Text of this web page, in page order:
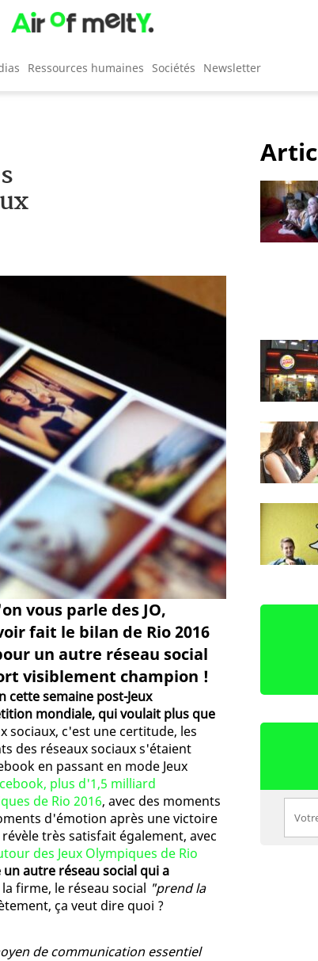
Ressources humaines Sociétés Newsletter
vous parle des JO,
fait le bilan de Rio 2016
un autre réseau social
visiblement champion !
cette semaine post-Jeux
mondiale, qui voulait plus que
sociaux, c'est une certitude, les
des réseaux sociaux s'étaient
en passant en mode Jeux
plus d'1,5 milliard
de Rio 2016, avec des moments
d'émotion après une victoire
très satisfait également, avec
des Jeux Olympiques de Rio
autre réseau social qui a
firme, le réseau social "prend la
ça veut dire quoi ?
de communication essentiel